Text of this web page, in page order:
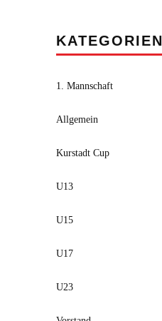
KATEGORIEN
1. Mannschaft
Allgemein
Kurstadt Cup
U13
U15
U17
U23